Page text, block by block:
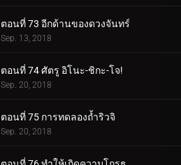
ตอนที่ 73 อีกด้านของดวงจันทร์
Sep. 13, 2018
ตอนที่ 74 ศัตรู อิโนะ-ชิกะ-โจ!
Sep. 20, 2018
ตอนที่ 75 การทดลองถ้ำริวจิ
Sep. 20, 2018